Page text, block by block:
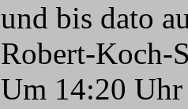
und bis dato
Robert-Koch-
Um 14:20